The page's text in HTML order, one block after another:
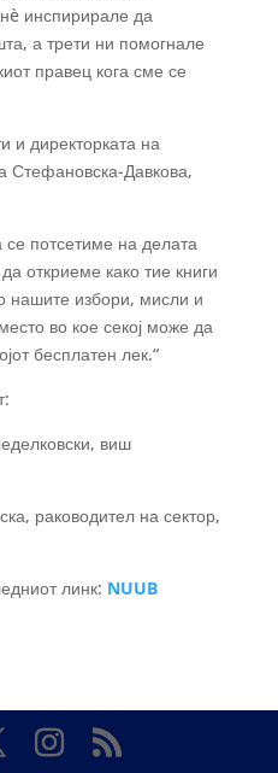
инспирирале да
а трети ни помогнале
правец кога сме се
и директорката на
Стефановска-Давкова,
потсетиме на делата
откриеме како тие книги
нашите избори, мисли и
во кое секој може да
бесплатен лек.“
виш
раководител на сектор,
линк: NUUB